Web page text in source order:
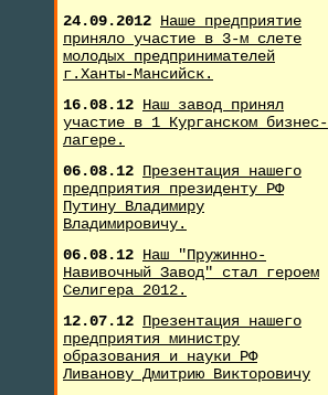
24.09.2012 Наше предприятие
приняло участие в 3-м слете
молодых предпринимателей
г.Ханты-Мансийск.
16.08.12 Наш завод принял
участие в 1 Курганском бизнес-
лагере.
06.08.12 Презентация нашего
предприятия президенту РФ
Путину Владимиру
Владимировичу.
06.08.12 Наш "Пружинно-
Навивочный Завод" стал героем
Селигера 2012.
12.07.12 Презентация нашего
предприятия министру
образования и науки РФ
Ливанову Дмитрию Викторовичу